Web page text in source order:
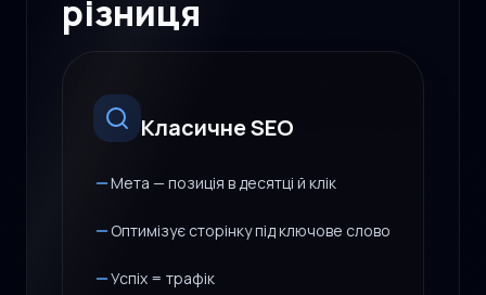
різниця
Класичне SEO
Мета — позиція в десятці й клік
Оптимізує сторінку під ключове слово
Успіх = трафік